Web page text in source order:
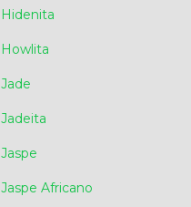
Hidenita
Howlita
Jade
Jadeita
Jaspe
Jaspe Africano